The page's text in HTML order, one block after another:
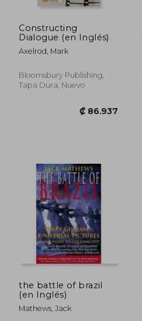
Constructing
Dialogue (en Inglés)
Axelrod, Mark
Bloomsbury Publishing,
Tapa Dura, Nuevo
the battle of brazil
(en Inglés)
Mathews, Jack